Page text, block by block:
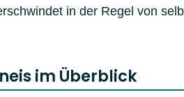
in der Regel von
im Überblick